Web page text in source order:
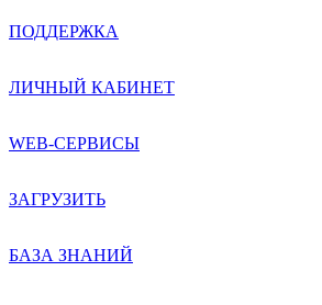
ПОДДЕРЖКА
ЛИЧНЫЙ КАБИНЕТ
WEB-СЕРВИСЫ
ЗАГРУЗИТЬ
БАЗА ЗНАНИЙ